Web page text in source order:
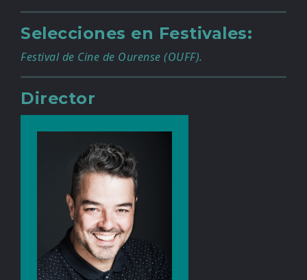
Selecciones en Festivales:
Festival de Cine de Ourense (OUFF).
Director